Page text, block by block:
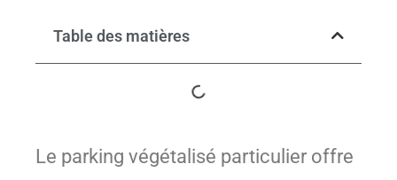
Table des matières
Le parking végétalisé particulier offre